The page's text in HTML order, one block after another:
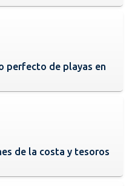
perfecto de playas en
de la costa y tesoros